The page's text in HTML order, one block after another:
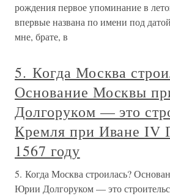
рождения первое упоминание в
впервые названа по имени под
мне, брате, в
5. Когда Москва
Основание Москвы
Долгоруком — это
Кремля при Иване IV
1567 году
5. Когда Москва строилась?
Юрии Долгоруком — это